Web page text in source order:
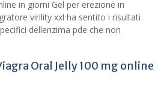
in giorni Gel per erezione in
virility xxl ha sentito i risultati
dellenzima pde che non
Oral Jelly 100 mg online